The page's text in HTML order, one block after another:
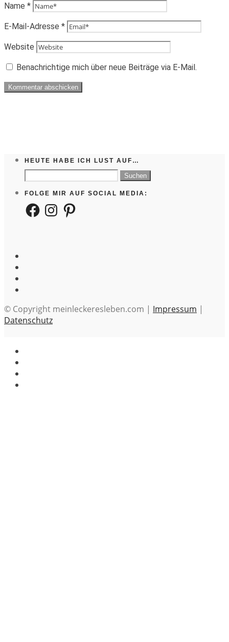
Name *
E-Mail-Adresse *
Website
Benachrichtige mich über neue Beiträge via E-Mail.
HEUTE HABE ICH LUST AUF…
Suchen
nach:
FOLGE MIR AUF SOCIAL MEDIA:
FacebookInstagramPinterest
© Copyright meinleckeresleben.com | Impressum |
Datenschutz